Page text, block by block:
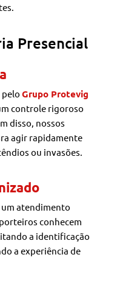
Presencial
peloGrupo Protevig
controle rigoroso
disso, nossos
agir rapidamente
ou invasões.
atendimento
conhecem
a identificação
a experiência de